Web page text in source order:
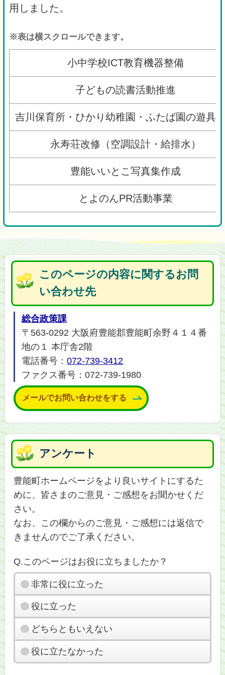
用しました。
※表は横スクロールできます。
小中学校ICT教育機器整備
子どもの読書活動推進
吉川保育所・ひかり幼稚園・ふたば園の遊具
永寿荘改修（空調設計・給排水）
豊能いいとこ写真集作成
とよのんPR活動事業
このページの内容に関するお問
い合わせ先
総合政策課
〒563-0292 大阪府豊能郡豊能町余野４１４番
地の１ 本庁舎2階
電話番号：072-739-3412
ファクス番号：072-739-1980
メールでお問い合わせをする
アンケート
豊能町ホームページをより良いサイトにするた
めに、皆さまのご意見・ご感想をお聞かせくだ
さい。
なお、この欄からのご意見・ご感想には返信で
きませんのでご了承ください。
Q.このページはお役に立ちましたか？
非常に役に立った
役に立った
どちらともいえない
役に立たなかった